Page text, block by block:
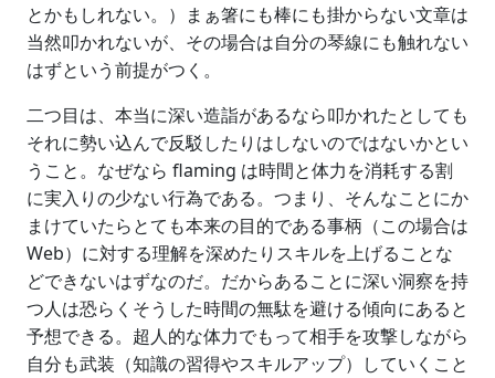
とかもしれない。）まぁ箸にも棒にも掛からない文章は
当然叩かれないが、その場合は自分の琴線にも触れない
はずという前提がつく。
二つ目は、本当に深い造詣があるなら叩かれたとしても
それに勢い込んで反駁したりはしないのではないかとい
うこと。なぜなら flaming は時間と体力を消耗する割
に実入りの少ない行為である。つまり、そんなことにか
まけていたらとても本来の目的である事柄（この場合は
Web）に対する理解を深めたりスキルを上げることな
どできないはずなのだ。だからあることに深い洞察を持
つ人は恐らくそうした時間の無駄を避ける傾向にあると
予想できる。超人的な体力でもって相手を攻撃しながら
自分も武装（知識の習得やスキルアップ）していくこと